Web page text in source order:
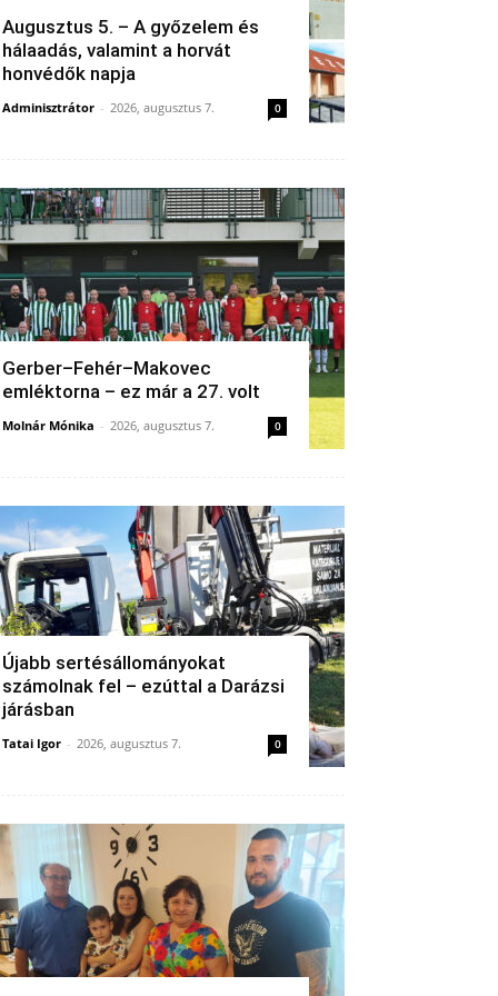
Augusztus 5. – A győzelem és
hálaadás, valamint a horvát
honvédők napja
Adminisztrátor - 2026, augusztus 7. 0
Gerber–Fehér–Makovec
emléktorna – ez már a 27. volt
Molnár Mónika - 2026, augusztus 7. 0
Újabb sertésállományokat
számolnak fel – ezúttal a Darázsi
járásban
Tatai Igor - 2026, augusztus 7. 0